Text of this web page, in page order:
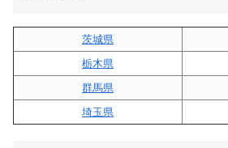
茨城県
栃木県
群馬県
埼玉県